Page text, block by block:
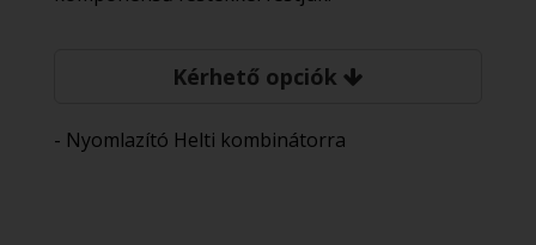
Kérhető opciók
- Nyomlazító Helti kombinátorra